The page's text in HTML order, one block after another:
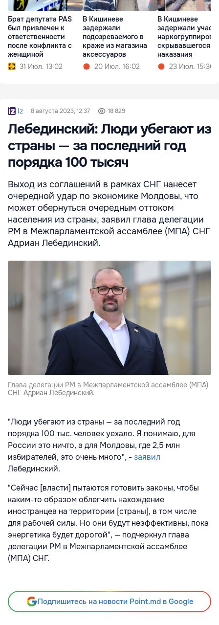
Брат депутата PAS
был привлечен к
ответственности
после конфликта с
женщиной
31 Июл. 13:02
В Кишиневе
задержали
подозреваемого в
краже из магазина
аксессуаров
20 Июл. 16:02
В Кишиневе
задержали
скрывавшегося от
наказания
23 Июл. 15:30
Iz 8 августа 2023, 12:37 18 829
Лебединский: Люди убегают из
страны — за последний год
порядка 100 тысяч
Выход из соглашений в рамках СНГ нанесет
очередной удар по экономике Молдовы, что
может обернуться очередным оттоком
населения из страны, заявил глава делегации
РМ в Межпарламентской ассамблее (МПА) СНГ
Адриан Лебединский.
Глава делегации РМ в Межпарламентской ассамблее (МПА)
СНГ Адриан Лебединский.
"Люди убегают из страны — за последний год
порядка 100 тыс. человек уехало. Я понимаю, для
России это ничто, а для Молдовы, где 2,5 млн
избирателей, это очень много", -заявил
Лебединский.
"Сейчас [власти] пытаются готовить законы, чтобы
каким-то образом облегчить нахождение
иностранцев на территории [страны], в том числе
для рабочей силы. Но они будут неэффективны, пока
энергетика будет дорогой", — подчеркнул глава
делегации РМ в Межпарламентской ассамблее
(МПА) СНГ.
Подпишитесь на новости Point.md в Google